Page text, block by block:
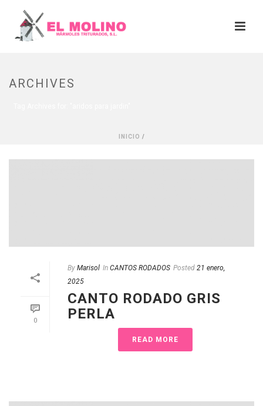
ARCHIVES
INICIO /
0
By Marisol In CANTOS RODADOS Posted 21 enero,
2025
CANTO RODADO GRIS
PERLA
READ MORE